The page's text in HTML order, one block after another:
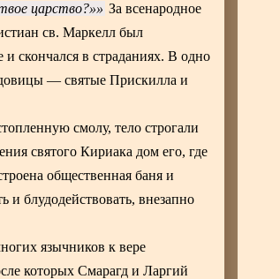
царство?»
За всенародное
св. Маркелл был
скончался в страданиях. В одно
— святые Прискилла и
смолу, тело строгали
святого Кириака дом его, где
общественная баня и
блудодействовать, внезапно
язычников к вере
которых Смарагд и Ларгий